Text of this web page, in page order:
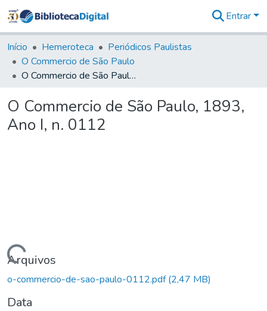
&
Coleções
Tudo na
Biblioteca
Estatísticas
Entrar
Início Hemeroteca
Periódicos Paulistas
O Commercio de São Paulo
O Commercio de São Paulo, 1893, Ano I, n. 0112
O Commercio de São Paulo, 1893,
Ano I, n. 0112
Carregando...
Arquivos
o-commercio-de-sao-paulo-0112.pdf(2,47 MB)
Data